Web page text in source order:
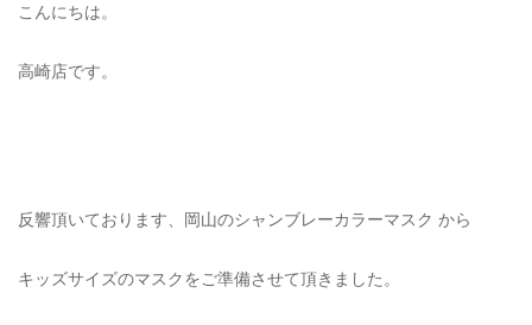
LADIES : レディース
DENIM : デニム
こんにちは。
高崎店です。
反響頂いております、岡山のシャンブレーカラーマスク から
キッズサイズのマスクをご準備させて頂きました。